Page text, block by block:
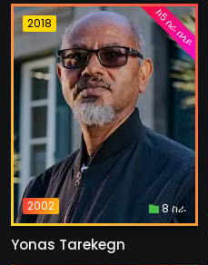
2018
2002 8 ስራ
ከ5 ስራ በላይ
Yonas Tarekegn